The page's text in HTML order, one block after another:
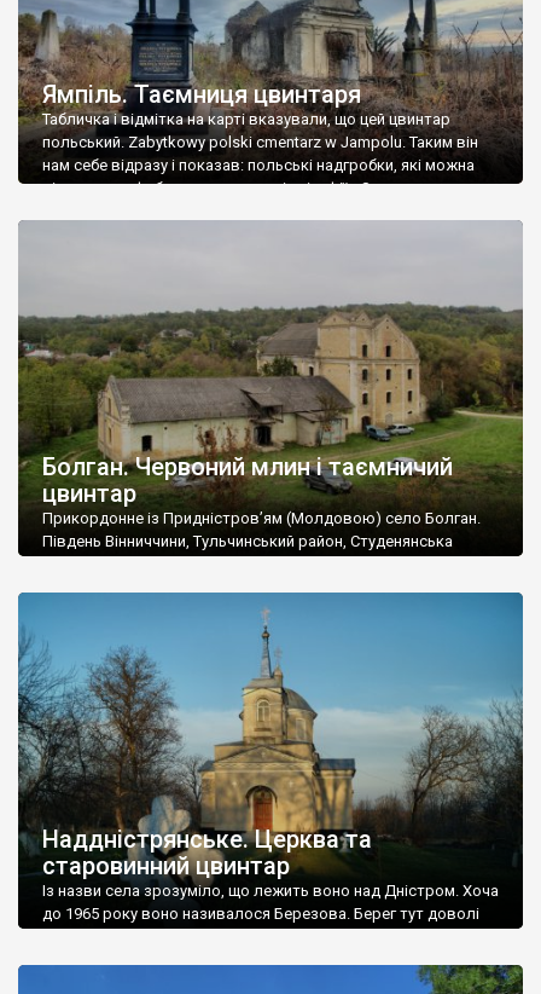
Ямпіль. Таємниця цвинтаря
Табличка і відмітка на карті вказували, що цей цвинтар
польський. Zabytkowy polski cmentarz w Jampolu. Таким він
нам себе відразу і показав: польські надгробки, які можна
віднести до фабричних, польські епітафії… Загалом цвинтар
Болган. Червоний млин і таємничий
цвинтар
Прикордонне із Придністров’ям (Молдовою) село Болган.
Південь Вінниччини, Тульчинський район, Студенянська
старовинний цвинтар із кам’яними хрестами. Всі епітафії, які
збереглися, написані кирилицею, церковнослов’янською
мовою. За всіма традиційними ознаками – цвинтар
український. Хрести датуються 19 століттям. У 1924-1940
роках Болган […]
Наддністрянське. Церква та
старовинний цвинтар
Із назви села зрозуміло, що лежить воно над Дністром. Хоча
до 1965 року воно називалося Березова. Берег тут доволі
Наддністрянське відрізняється від більшості навколишніх